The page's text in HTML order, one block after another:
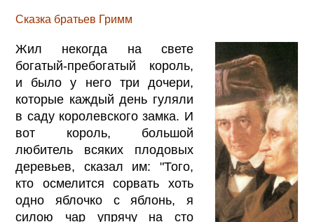
Сказка братьев Гримм
Жил некогда на свете
богатый-пребогатый король,
и было у него три дочери,
которые каждый день гуляли
в саду королевского замка. И
вот король, большой
любитель всяких плодовых
деревьев, сказал им: "Того,
кто осмелится сорвать хоть
одно яблочко с яблонь, я
силою чар упрячу на сто